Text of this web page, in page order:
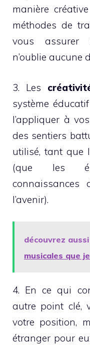
manière
méthodes de
vous assurer
n’oublie aucune
3. Les
système
l’appliquer à
des sentiers
utilisé, tant que
(que les
l’avenir).
découvrez
musicales que
4. En ce qui
autre point clé,
votre position,
étranger pour